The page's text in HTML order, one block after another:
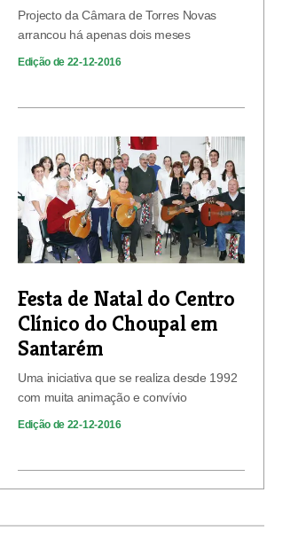
Projecto da Câmara de Torres Novas
arrancou há apenas dois meses
Edição de 22-12-2016
Festa de Natal do Centro
Clínico do Choupal em
Santarém
Uma iniciativa que se realiza desde 1992
com muita animação e convívio
Edição de 22-12-2016